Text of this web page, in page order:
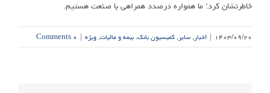
خاطرنشان کرد: ما همواره درصدد همراهی با صنعت هستیم.
۱۴۰۳/۰۹/۲۰ | اخبار,سایر,کمیسیون بانک، بیمه و مالیات,ویژه | ۰ Comments